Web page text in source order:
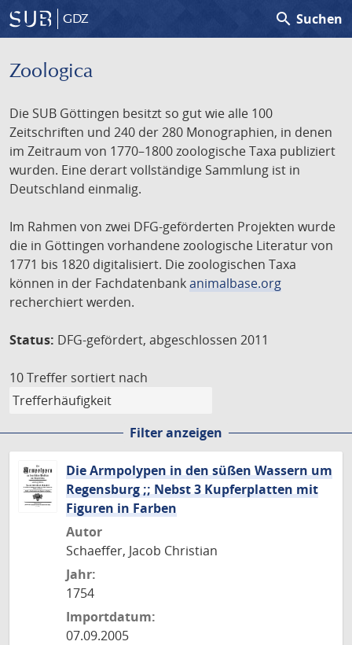
GDZ search Suchen
Zoologica
Die SUB Göttingen besitzt so gut wie alle 100
Zeitschriften und 240 der 280 Monographien, in denen
im Zeitraum von 1770–1800 zoologische Taxa publiziert
wurden. Eine derart vollständige Sammlung ist in
Deutschland einmalig.
Im Rahmen von zwei DFG-geförderten Projekten wurde
die in Göttingen vorhandene zoologische Literatur von
1771 bis 1820 digitalisiert. Die zoologischen Taxa
können in der Fachdatenbankanimalbase.org
recherchiert werden.
Status: DFG-gefördert, abgeschlossen 2011
10 Treffer sortiert nach
Filter anzeigen
Die Armpolypen in den süßen Wassern um
Regensburg ;; Nebst 3 Kupferplatten mit
Figuren in Farben
Autor
Schaeffer, Jacob Christian
Jahr:
1754
Importdatum:
07.09.2005